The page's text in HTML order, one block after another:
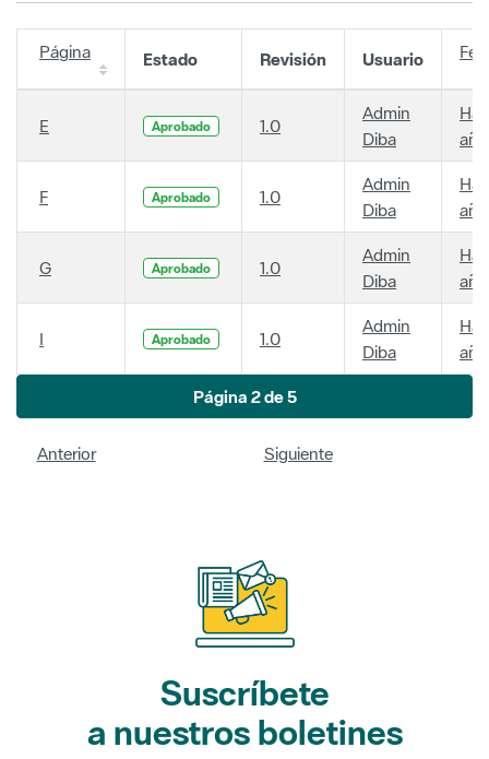
Página Estado Revisión Usuario
E Aprobado 1.0
Admin
Diba
F Aprobado 1.0
Admin
Diba
G Aprobado 1.0
Admin
Diba
I Aprobado 1.0
Admin
Diba
Página 2 de 5
Anterior Siguiente
Suscríbete
a nuestros boletines